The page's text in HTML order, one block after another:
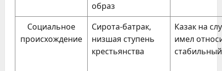
образ
Социальное
происхождение
Сирота-батрак,
низшая ступень
крестьянства
Казак на
имел
стабильный